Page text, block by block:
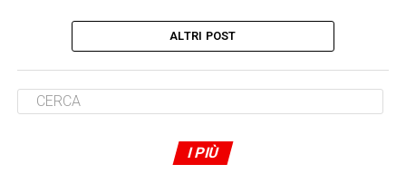
ALTRI POST
I PIÙ